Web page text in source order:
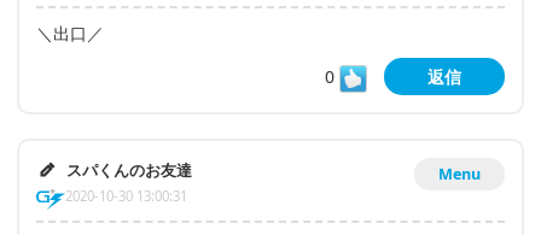
＼出口／
0
返信
Menu
スパくんのお友達
2020-10-30 13:00:31